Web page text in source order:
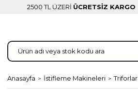
2500 TL ÜZERİ ÜCRETSİZ KARGO
Anasayfa İstifleme Makineleri Triforlar